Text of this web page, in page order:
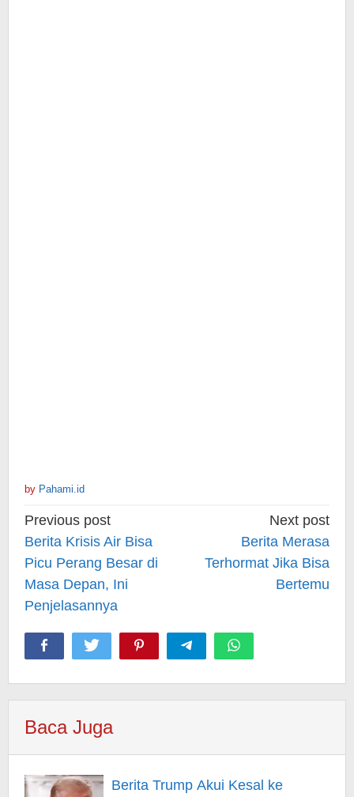
by Pahami.id
Post
navigation
Previous post
Berita Krisis Air Bisa
Picu Perang Besar di
Masa Depan, Ini
Penjelasannya
Next post
Berita Merasa
Terhormat Jika Bisa
Bertemu
Baca Juga
Berita Trump Akui Kesal ke